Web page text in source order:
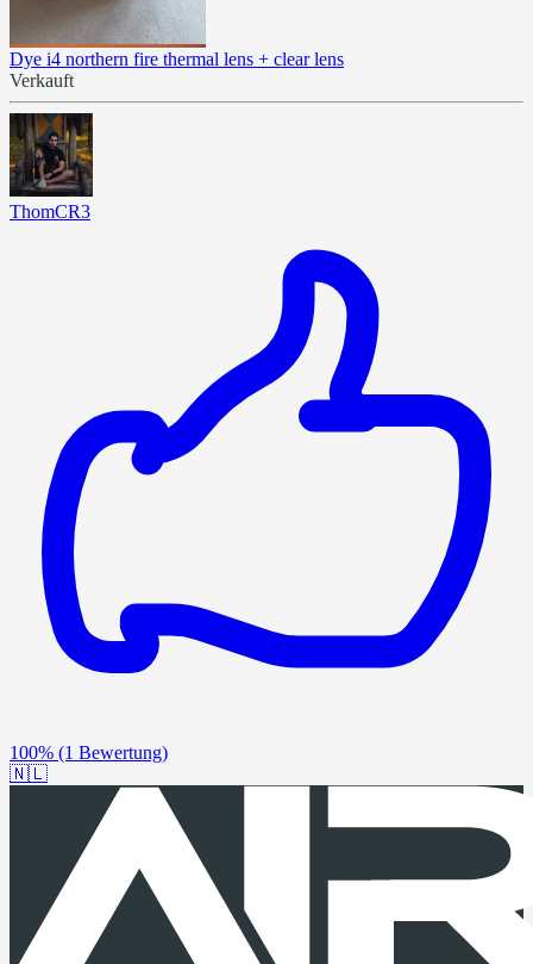
Dye i4 northern fire thermal lens + clear lens
Verkauft
ThomCR3
100% (1 Bewertung)
🇳🇱